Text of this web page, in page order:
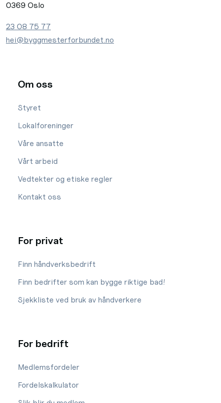
0369 Oslo
23 08 75 77
hei@byggmesterforbundet.no
Om oss
Styret
Lokalforeninger
Våre ansatte
Vårt arbeid
Vedtekter og etiske regler
Kontakt oss
For privat
Finn håndverksbedrift
Finn bedrifter som kan bygge riktige bad!
Sjekkliste ved bruk av håndverkere
For bedrift
Medlemsfordeler
Fordelskalkulator